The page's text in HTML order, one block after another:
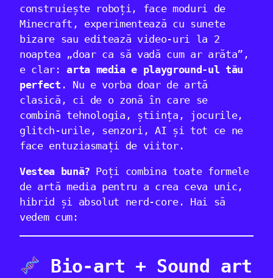
construiește roboți, face moduri de
Minecraft, experimentează cu sunete
bizare sau editează video-uri la 2
noaptea „doar ca să vadă cum ar arăta”,
e clar:arta media e playground-ul tău
perfect . Nu e vorba doar de artă
clasică, ci de o zonă în care se
combină tehnologia, știința, jocurile,
glitch-urile, senzori, AI și tot ce ne
face entuziasmați de viitor.
Vestea bună? Poți combina toate formele
de artă media pentru a crea ceva unic,
hibrid și absolut nerd-core. Hai să
vedem cum:
Bio-art + Sound art